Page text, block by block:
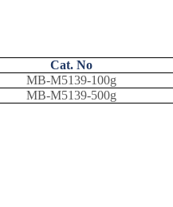
Cat. No
MB-M5139-100g
MB-M5139-500g